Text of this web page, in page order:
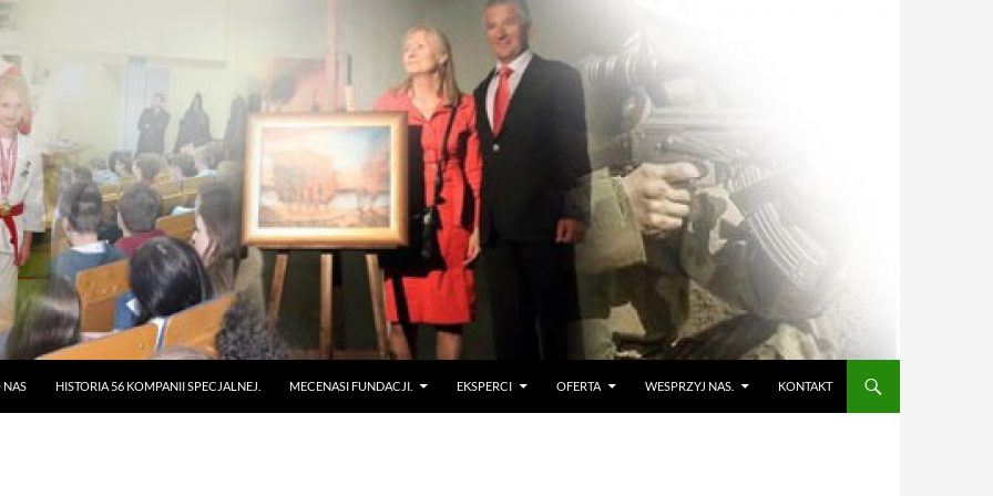
NAS HISTORIA 56 KOMPANII SPECJALNEJ. MECENASI FUNDACJI. EKSPERCI OFERTA WESPRZYJ NAS. KONTAKT